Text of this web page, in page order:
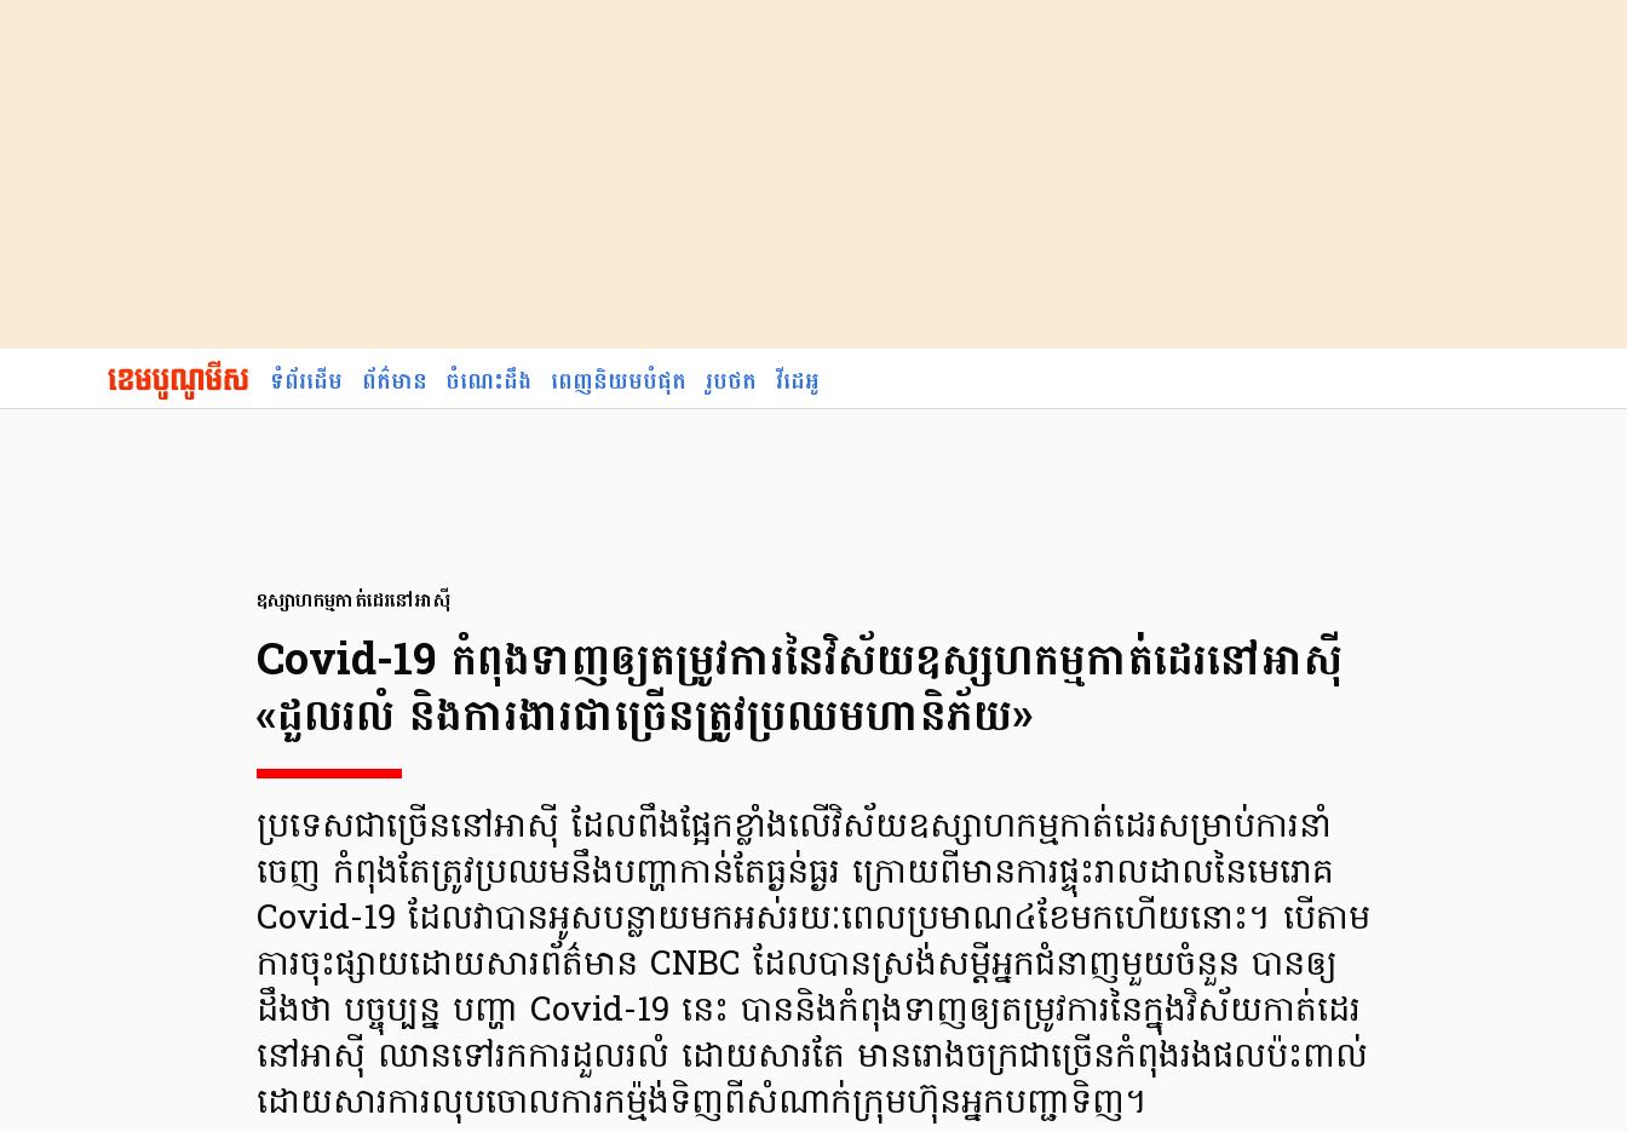
ទំព័រដើម ព័ត៌មាន ចំណេះដឹង ពេញនិយមបំផុត រូបថត វីដេអូ
ឧស្សាហកម្មកាត់ដេរ​នៅអាស៊ី​
Covid-19 កំពុងទាញឲ្យតម្រូវការនៃវិស័យឧស្សហកម្មកាត់ដេរនៅអាស៊ី
«ដួលរលំ និងការងារជាច្រើនត្រូវប្រឈមហានិភ័យ»
ប្រទេសជាច្រើននៅអាស៊ី ដែលពឹងផ្អែកខ្លាំងលើវិស័យឧស្សាហកម្មកាត់ដេរសម្រាប់ការនាំ
ចេញ កំពុងតែត្រូវប្រឈមនឹងបញ្ហាកាន់តែធ្ងន់ធ្ងរ ក្រោយពីមានការផ្ទុះរាលដាលនៃមេរោគ
Covid-19 ដែលវាបានអូសបន្លាយមកអស់រយៈពេលប្រមាណ៤ខែមកហើយនោះ។ បើតាម
ការចុះផ្សាយដោយសារព័ត៌មាន CNBC ដែលបានស្រង់សម្ដីអ្នកជំនាញមួយចំនួន បានឲ្យ
ដឹងថា បច្ចុប្បន្ន បញ្ហា Covid-19 នេះ បាននិងកំពុងទាញឲ្យតម្រូវការនៃក្នុងវិស័យកាត់ដេរ
នៅអាស៊ី ឈានទៅរកការដួលរលំ ដោយសារតែ មានរោងចក្រជាច្រើនកំពុងរងផលប៉ះពាល់
ដោយសារការលុបចោលការកម្ម៉ង់ទិញពីសំណាក់ក្រុមហ៊ុនអ្នកបញ្ជាទិញ។